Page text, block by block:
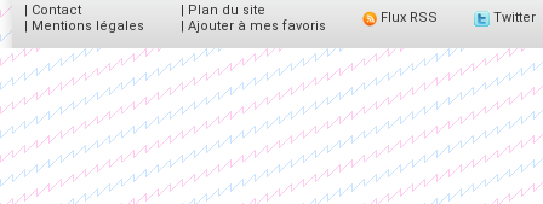
| Contact
| Mentions légales
| Plan du site
| Ajouter à mes favoris
Flux RSS Twitter